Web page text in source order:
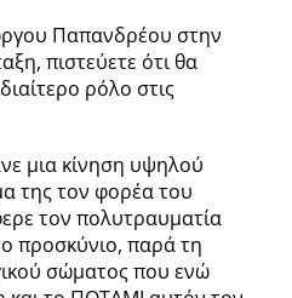
Παπανδρέου στην
πιστεύετε ότι θα
ρόλο στις
μια κίνηση υψηλού
της τον φορέα του
τον πολυτραυματία
προσκύνιο, παρά τη
σώματος που ενώ